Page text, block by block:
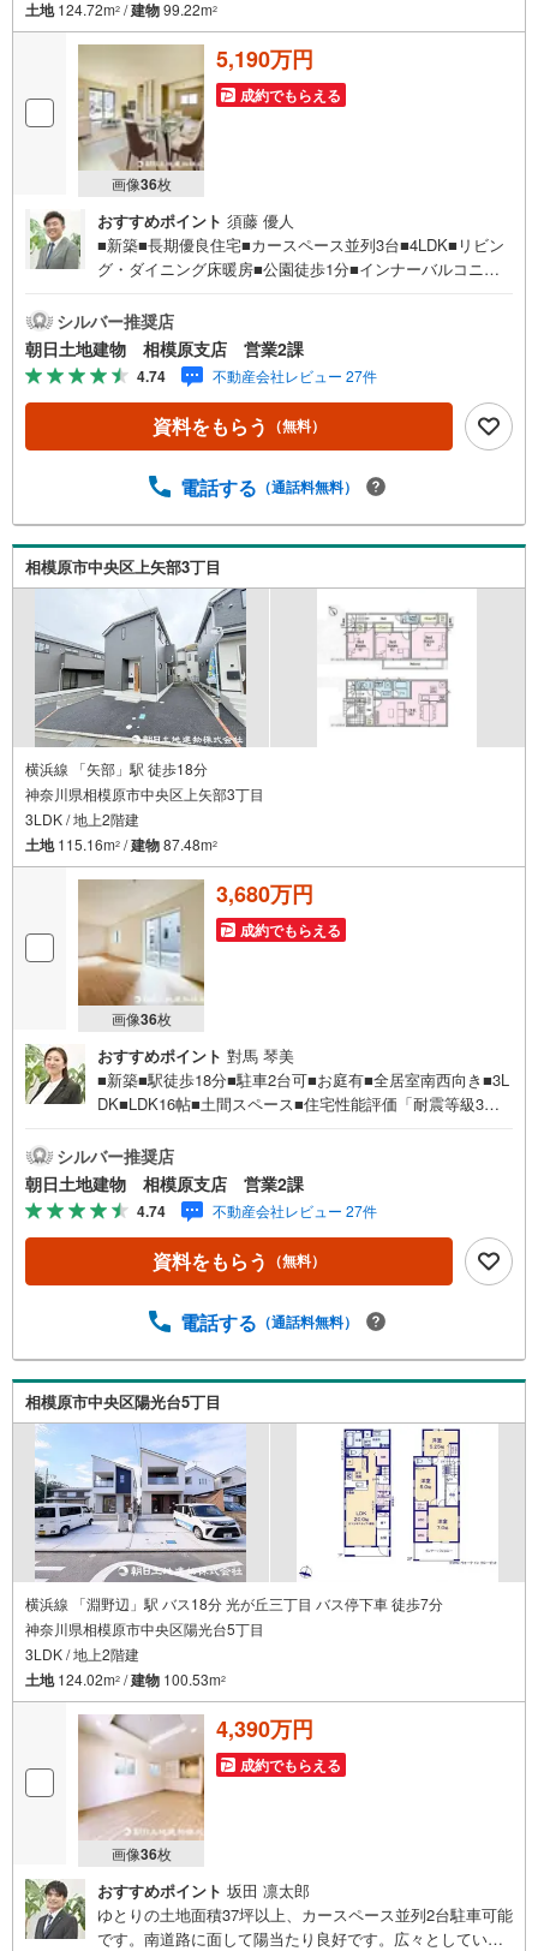
土地124.72m2 /建物99.22m2
画像36枚
5,190万円
成約でもらえる
おすすめポイント 須藤 優人
■新築■長期優良住宅■カースペース並列3台■4LDK■リビン
グ・ダイニング床暖房■公園徒歩1分■インナーバルコニー■
間はお電話が繋がりやすくなっております。人気物件には
特に問い合わせが集中するため、お早めにお電話くださ
い。「室内・現地を見学する」ボタンよりご予約いただく
とご見学がスムーズです。【創業42周年の実績】弊社は19
85年町田にて開業し、東京・神奈川・埼玉エリアに13店舗
展開しております。契約件数5万件を突破し、数多くの実績
ようになりました。私達はお客様に安心感をお持ち頂ける
件情報を紹介しておりますが、その後の物件のご説明、資
金計画、税金相談などについては、上司である担当課長も
同席でご説明させていただきます。
シルバー推奨店
朝日土地建物 相模原支店 営業2課
4.74 不動産会社レビュー 27件
資料をもらう （無料）
電話する （通話料無料）
相模原市中央区上矢部3丁目
横浜線 「矢部」駅 徒歩18分
神奈川県相模原市中央区上矢部3丁目
3LDK / 地上2階建
土地115.16m2 /建物87.48m2
画像36枚
3,680万円
成約でもらえる
おすすめポイント 對馬 琴美
■新築■駅徒歩18分■駐車2台可■お庭有■全居室南西向き■3L
DK■LDK16帖■土間スペース■住宅性能評価「耐震等級3」■
が繋がりやすくなっております。人気物件には特に問い合
わせが集中するため、お早めにお電話ください。「室内・
現地を見学する」ボタンよりご予約いただくとご見学がス
ムーズです。【創業42周年の実績】弊社は1985年町田にて
開業し、東京・神奈川・埼玉エリアに13店舗展開しており
ます。契約件数5万件を突破し、数多くの実績を積むことに
した。私達はお客様に安心感をお持ち頂ける自信がありま
しておりますが、その後の物件のご説明、資金計画、税金
相談などについては、上司である担当課長も同席でご説明
させていただきます。
シルバー推奨店
朝日土地建物 相模原支店 営業2課
4.74 不動産会社レビュー 27件
資料をもらう （無料）
電話する （通話料無料）
相模原市中央区陽光台5丁目
横浜線 「淵野辺」駅 バス18分 光が丘三丁目 バス停下車 徒歩7分
神奈川県相模原市中央区陽光台5丁目
3LDK / 地上2階建
土地124.02m2 /建物 100.53m2
画像36枚
4,390万円
成約でもらえる
おすすめポイント 坂田 凛太郎
ゆとりの土地面積37坪以上、カースペース並列2台駐車可能
です。南道路に面して陽当たり良好です。広々としているL